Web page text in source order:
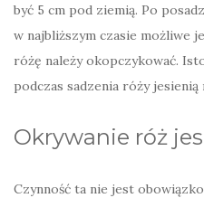
być 5 cm pod ziemią. Po
w najbliższym czasie możliwe
różę należy okopczykować.
podczas sadzenia róży
Okrywanie róż
Czynność ta nie jest